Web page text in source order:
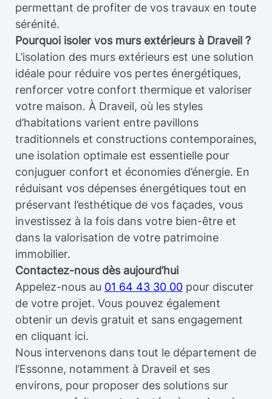
permettant de profiter de vos travaux en toute
sérénité.
Pourquoi isoler vos murs extérieurs à Draveil ?
L’isolation des murs extérieurs est une solution
idéale pour réduire vos pertes énergétiques,
renforcer votre confort thermique et valoriser
votre maison. À Draveil, où les styles
d’habitations varient entre pavillons
traditionnels et constructions contemporaines,
une isolation optimale est essentielle pour
conjuguer confort et économies d’énergie. En
réduisant vos dépenses énergétiques tout en
préservant l’esthétique de vos façades, vous
investissez à la fois dans votre bien-être et
dans la valorisation de votre patrimoine
immobilier.
Contactez-nous dès aujourd’hui
Appelez-nous au 01 64 43 30 00 pour discuter
de votre projet. Vous pouvez également
obtenir un devis gratuit et sans engagement
en cliquant ici.
Nous intervenons dans tout le département de
l’Essonne, notamment à Draveil et ses
environs, pour proposer des solutions sur